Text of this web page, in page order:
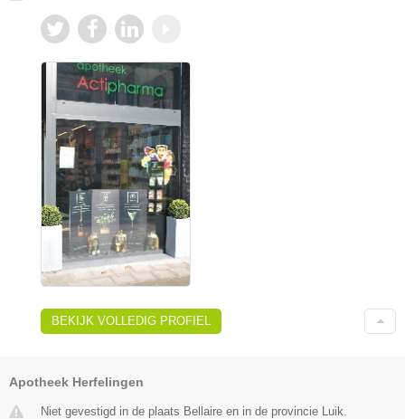
BEKIJK VOLLEDIG PROFIEL
Apotheek Herfelingen
Niet gevestigd in de plaats Bellaire en in de provincie Luik.